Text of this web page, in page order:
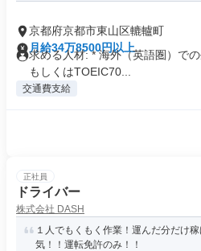
京都府京都市東山区轆轤町
月給34万8500円以上
求める人材: * 海外（英語圏）で
もしくはTOEIC70...
交通費支給
正社員
ドライバー
株式会社 DASH
１人でもくもく作業！運んだ分だけ
気！！運転免許のみ！！